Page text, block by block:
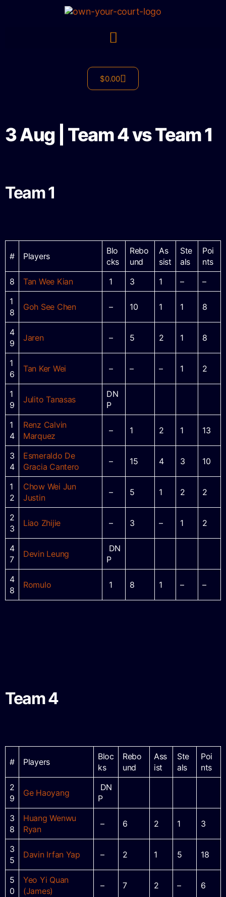
$0.00
3 Aug | Team 4 vs Team 1
Team 1
# Players
Blo
cks
Rebo
und
As
sist
Ste
als
Poi
nts
8
Tan Wee Kian 1 3 1 –
–
1
8
Goh See Chen – 10 1 1 8
4
9
Jaren – 5 2 1 8
1
6
Tan Ker Wei – – – 1 2
1
9
Julito Tanasas
DN
P
1
4
Renz Calvin
Marquez
– 1 2 1 13
3
4
Esmeraldo De
Gracia Cantero
– 15 4 3 10
1
2
Chow Wei Jun
Justin
– 5 1 2 2
2
3
Liao Zhijie – 3 – 1 2
4
7
Devin Leung
DN
P
4
8
Romulo 1 8 1 – –
Team 4
# Players
Bloc
ks
Rebo
und
Ass
ist
Ste
als
Poi
nts
2
9
Ge Haoyang
DN
P
3
8
Huang Wenwu
Ryan
– 6 2 1 3
3
5
Davin Irfan Yap – 2 1 5 18
5
0
Yeo Yi Quan
(James)
– 7 2 – 6